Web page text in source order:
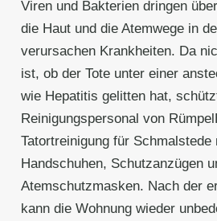
Viren und Bakterien dringen
die Haut und die Atemwege in
verursachen Krankheiten. Da
ist, ob der Tote unter einer
wie Hepatitis gelitten hat,
Reinigungspersonal von
Tatortreinigung für Schmalstede
Handschuhen, Schutzanzügen
Atemschutzmasken. Nach der
kann die Wohnung wieder